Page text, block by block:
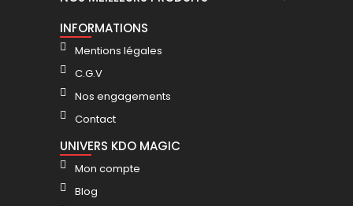
INFORMATIONS
Mentions légales
C.G.V
Nos engagements
Contact
UNIVERS KDO MAGIC
Mon compte
Blog